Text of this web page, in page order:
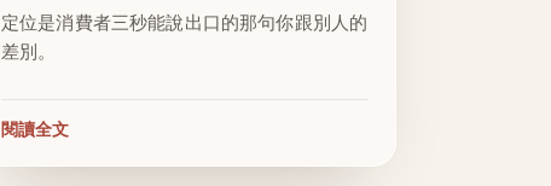
定位是消費者三秒能說出口的那句你跟別人的
差別。
閱讀全文